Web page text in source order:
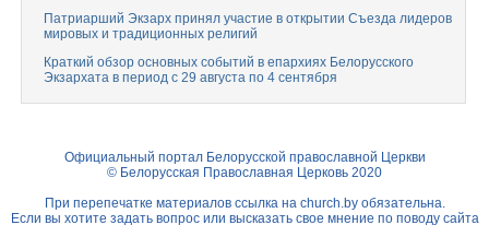
Патриарший Экзарх принял участие в открытии Съезда лидеров
мировых и традиционных религий
Краткий обзор основных событий в епархиях Белорусского
Экзархата в период с 29 августа по 4 сентября
Официальный портал Белорусской православной Церкви
© Белорусская Православная Церковь 2020
При перепечатке материалов ссылка на church.byобязательна.
Если вы хотите задать вопрос или высказать свое мнение по поводу сайта